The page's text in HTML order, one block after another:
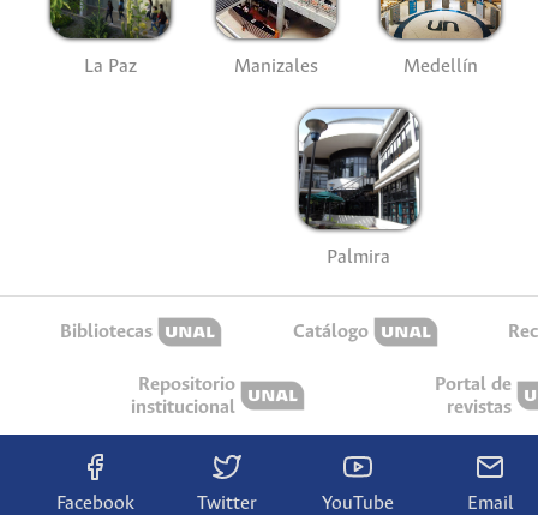
La Paz Manizales Medellín
Palmira
Bibliotecas Catálogo
Repositorio
institucional
Portal de
revistas
Facebook Twitter YouTube Email